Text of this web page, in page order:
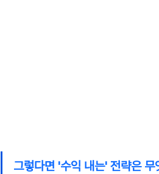
그렇다면 '수익 내는' 전략은 무